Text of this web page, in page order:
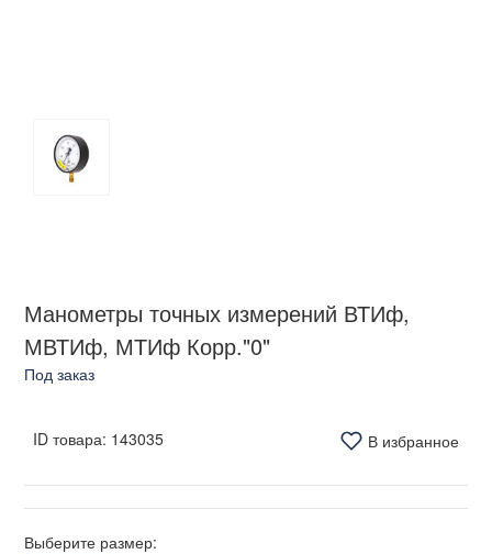
Манометры точных измерений ВТИф,
МВТИф, МТИф Корр."0"
Под заказ
ID товара: 143035 В избранное
Выберите размер: